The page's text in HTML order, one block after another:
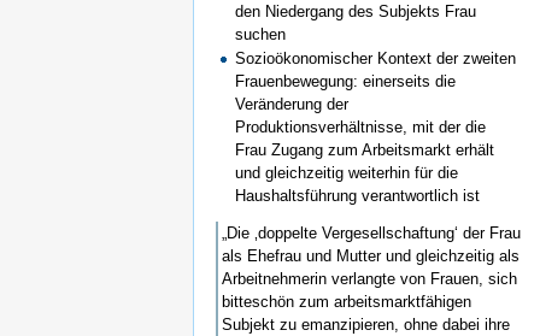
den Niedergang des Subjekts Frau
suchen
Sozioökonomischer Kontext der zweiten
Frauenbewegung: einerseits die
Veränderung der
Produktionsverhältnisse, mit der die
Frau Zugang zum Arbeitsmarkt erhält
und gleichzeitig weiterhin für die
Haushaltsführung verantwortlich ist
„Die ‚doppelte Vergesellschaftung‘ der Frau
als Ehefrau und Mutter und gleichzeitig als
Arbeitnehmerin verlangte von Frauen, sich
bitteschön zum arbeitsmarktfähigen
Subjekt zu emanzipieren, ohne dabei ihre